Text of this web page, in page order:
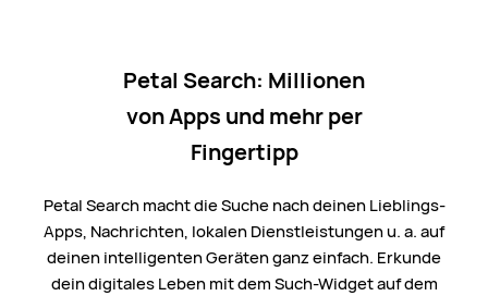
Petal Search: Millionen
von Apps und mehr per
Fingertipp
Petal Search macht die Suche nach deinen Lieblings-
Apps, Nachrichten, lokalen Dienstleistungen u. a. auf
deinen intelligenten Geräten ganz einfach. Erkunde
dein digitales Leben mit dem Such-Widget auf dem